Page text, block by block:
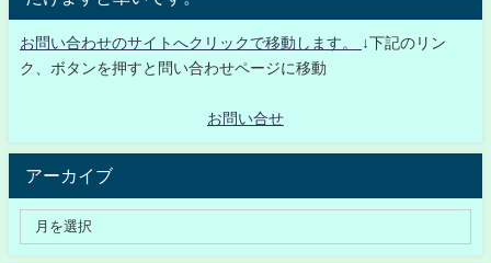
お問い合わせのサイトへクリックで移動します。
↓下記のリン
ク、ボタンを押すと問い合わせページに移動
お問い合せ
アーカイブ